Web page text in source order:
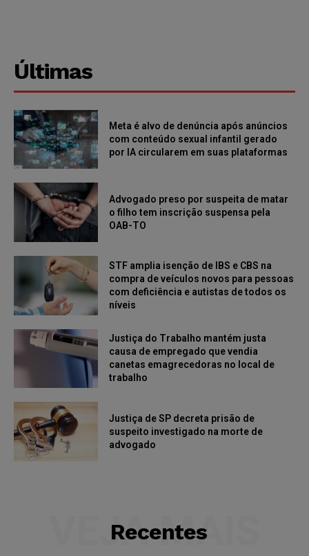
Últimas
Meta é alvo de denúncia após anúncios
com conteúdo sexual infantil gerado
por IA circularem em suas plataformas
Advogado preso por suspeita de matar
o filho tem inscrição suspensa pela
OAB-TO
STF amplia isenção de IBS e CBS na
compra de veículos novos para pessoas
com deficiência e autistas de todos os
níveis
Justiça do Trabalho mantém justa
causa de empregado que vendia
canetas emagrecedoras no local de
trabalho
Justiça de SP decreta prisão de
suspeito investigado na morte de
advogado
Recentes
VEJA MAIS